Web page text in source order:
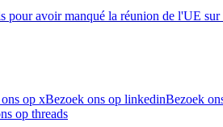
pour avoir manqué la réunion de l'UE sur
op xBezoek ons op linkedinBezoek
op threads